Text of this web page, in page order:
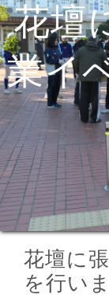
花壇
業イ
花壇に
を行い